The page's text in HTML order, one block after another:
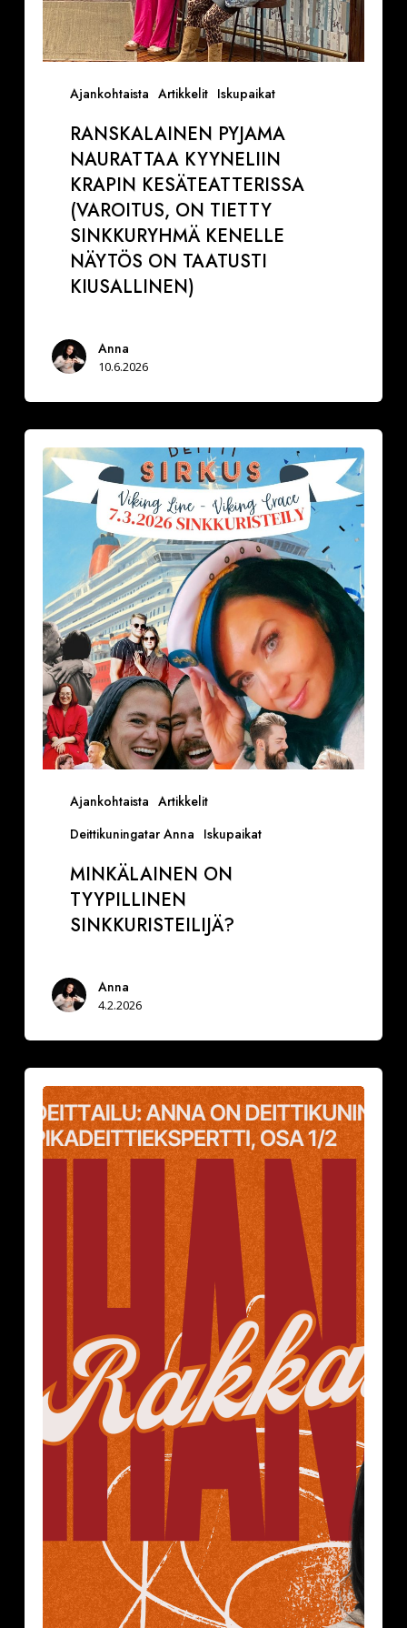
Ajankohtaista Artikkelit Iskupaikat
NÄYTÖS
ON
TAATUSTI
KIUSALLINEN)
RANSKALAINEN PYJAMA
NAURATTAA KYYNELIIN
KRAPIN KESÄTEATTERISSA
(VAROITUS, ON TIETTY
SINKKURYHMÄ KENELLE
NÄYTÖS ON TAATUSTI
KIUSALLINEN)
Anna
10.6.2026
Ajankohtaista Artikkelit
Deittikuningatar Anna Iskupaikat
tyypillinen
sinkkuristeilijä?
MINKÄLAINEN ON
TYYPILLINEN
SINKKURISTEILIJÄ?
Anna
4.2.2026
Kipinä:
RAKKAUSPODCAST
VIERAANA
UUSIHEIMALA